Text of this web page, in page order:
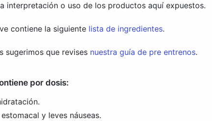
interpretación o uso de los productos aquí expuestos.
contiene la siguiente lista de ingredientes.
sugerimos que revises nuestra guía de pre entrenos.
por dosis:
y leves náuseas.